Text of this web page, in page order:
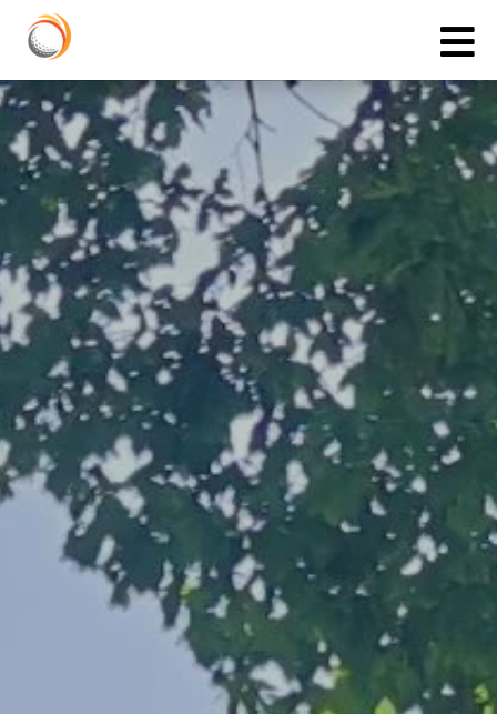
Cookies management panel